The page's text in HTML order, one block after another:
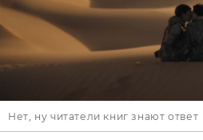
Нет, ну читатели книг знают ответ